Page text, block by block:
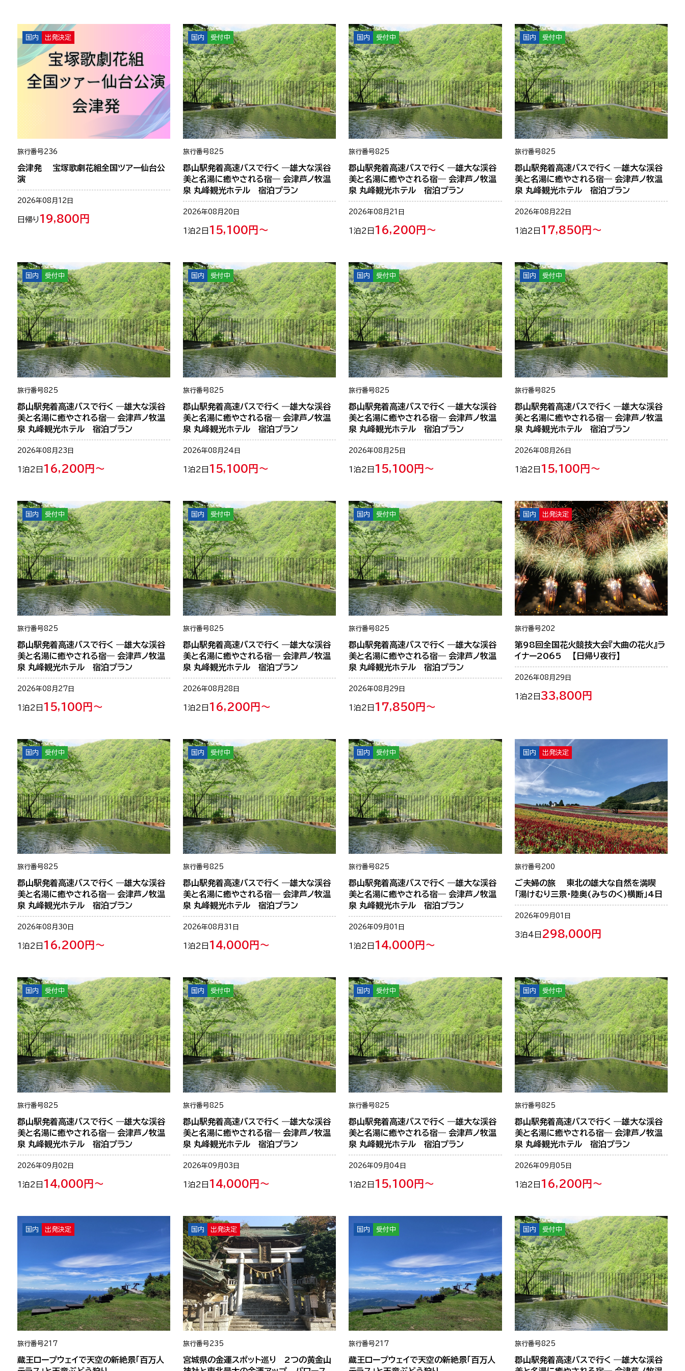
国内 出発決定
旅行番号236
会津発 宝塚歌劇花組全国ツアー仙台公
演
2026年08月12日
日帰り 19,800円
国内 受付中
旅行番号825
郡山駅発着高速バスで行く ―雄大な渓谷
美と名湯に癒やされる宿― 会津芦ノ牧温
泉 丸峰観光ホテル 宿泊プラン
2026年08月20日
1泊2日 15,100円～
国内 受付中
旅行番号825
郡山駅発着高速バスで行く ―雄大な渓谷
美と名湯に癒やされる宿― 会津芦ノ牧温
泉 丸峰観光ホテル 宿泊プラン
2026年08月21日
1泊2日 16,200円～
国内 受付中
旅行番号825
郡山駅発着高速バスで行く ―雄大な渓谷
美と名湯に癒やされる宿― 会津芦ノ牧温
泉 丸峰観光ホテル 宿泊プラン
2026年08月22日
1泊2日 17,850円～
国内 受付中
旅行番号825
郡山駅発着高速バスで行く ―雄大な渓谷
美と名湯に癒やされる宿― 会津芦ノ牧温
泉 丸峰観光ホテル 宿泊プラン
2026年08月23日
1泊2日 16,200円～
国内 受付中
旅行番号825
郡山駅発着高速バスで行く ―雄大な渓谷
美と名湯に癒やされる宿― 会津芦ノ牧温
泉 丸峰観光ホテル 宿泊プラン
2026年08月24日
1泊2日 15,100円～
国内 受付中
旅行番号825
郡山駅発着高速バスで行く ―雄大な渓谷
美と名湯に癒やされる宿― 会津芦ノ牧温
泉 丸峰観光ホテル 宿泊プラン
2026年08月25日
1泊2日 15,100円～
国内 受付中
旅行番号825
郡山駅発着高速バスで行く ―雄大な渓谷
美と名湯に癒やされる宿― 会津芦ノ牧温
泉 丸峰観光ホテル 宿泊プラン
2026年08月26日
1泊2日 15,100円～
国内 受付中
旅行番号825
郡山駅発着高速バスで行く ―雄大な渓谷
美と名湯に癒やされる宿― 会津芦ノ牧温
泉 丸峰観光ホテル 宿泊プラン
2026年08月27日
1泊2日 15,100円～
国内 受付中
旅行番号825
郡山駅発着高速バスで行く ―雄大な渓谷
美と名湯に癒やされる宿― 会津芦ノ牧温
泉 丸峰観光ホテル 宿泊プラン
2026年08月28日
1泊2日 16,200円～
国内 受付中
旅行番号825
郡山駅発着高速バスで行く ―雄大な渓谷
美と名湯に癒やされる宿― 会津芦ノ牧温
泉 丸峰観光ホテル 宿泊プラン
2026年08月29日
1泊2日 17,850円～
国内 出発決定
旅行番号202
第98回全国花火競技大会『大曲の花火』ラ
イナー2065 【日帰り夜行】
2026年08月29日
1泊2日 33,800円
国内 受付中
旅行番号825
郡山駅発着高速バスで行く ―雄大な渓谷
美と名湯に癒やされる宿― 会津芦ノ牧温
泉 丸峰観光ホテル 宿泊プラン
2026年08月30日
1泊2日 16,200円～
国内 受付中
旅行番号825
郡山駅発着高速バスで行く ―雄大な渓谷
美と名湯に癒やされる宿― 会津芦ノ牧温
泉 丸峰観光ホテル 宿泊プラン
2026年08月31日
1泊2日 14,000円～
国内 受付中
旅行番号825
郡山駅発着高速バスで行く ―雄大な渓谷
美と名湯に癒やされる宿― 会津芦ノ牧温
泉 丸峰観光ホテル 宿泊プラン
2026年09月01日
1泊2日 14,000円～
国内 出発決定
旅行番号200
ご夫婦の旅 東北の雄大な自然を満喫
「湯けむり三景・陸奥(みちのく)横断」4日
2026年09月01日
3泊4日 298,000円
国内 受付中
旅行番号825
郡山駅発着高速バスで行く ―雄大な渓谷
美と名湯に癒やされる宿― 会津芦ノ牧温
泉 丸峰観光ホテル 宿泊プラン
2026年09月02日
1泊2日 14,000円～
国内 受付中
旅行番号825
郡山駅発着高速バスで行く ―雄大な渓谷
美と名湯に癒やされる宿― 会津芦ノ牧温
泉 丸峰観光ホテル 宿泊プラン
2026年09月03日
1泊2日 14,000円～
国内 受付中
旅行番号825
郡山駅発着高速バスで行く ―雄大な渓谷
美と名湯に癒やされる宿― 会津芦ノ牧温
泉 丸峰観光ホテル 宿泊プラン
2026年09月04日
1泊2日 15,100円～
国内 受付中
旅行番号825
郡山駅発着高速バスで行く ―雄大な渓谷
美と名湯に癒やされる宿― 会津芦ノ牧温
泉 丸峰観光ホテル 宿泊プラン
2026年09月05日
1泊2日 16,200円～
国内 出発決定
旅行番号217
蔵王ロープウェイで天空の新絶景「百万人
国内 出発決定
旅行番号235
宮城県の金運スポット巡り 2つの黄金山
国内 受付中
旅行番号217
蔵王ロープウェイで天空の新絶景「百万人
国内 受付中
旅行番号825
郡山駅発着高速バスで行く ―雄大な渓谷